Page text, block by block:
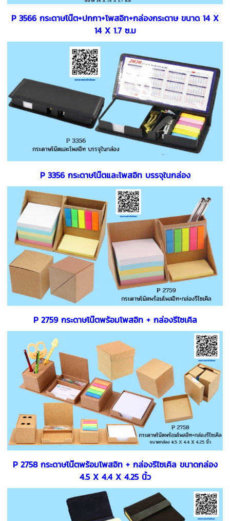
P 3566 กระดาษโน๊ต+ปกกา+โพสอิท+กล่องกระดาษ ขนาด 14 X
14 X 1.7 ซ.ม
P 3356 กระดาษโน๊ตและโพสอิท บรรจุในกล่อง
P 2759 กระดาษโน๊ตพร้อมโพสอิท + กล่องรีไซเคิล
P 2758 กระดาษโน๊ตพร้อมโพสอิท + กล่องรีไซเคิล ขนาดกล่อง
4.5 X 4.4 X 4.25 นิ้ว